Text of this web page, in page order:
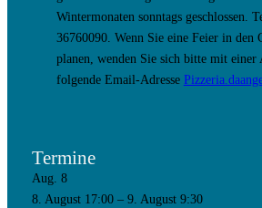
Wintermonaten sonntags geschlossen.
36760090. Wenn Sie eine Feier in den
planen, wenden Sie sich bitte mit einer
folgende Email-Adresse
Termine
Aug. 8
8. August 17:00– 9. August 9:30